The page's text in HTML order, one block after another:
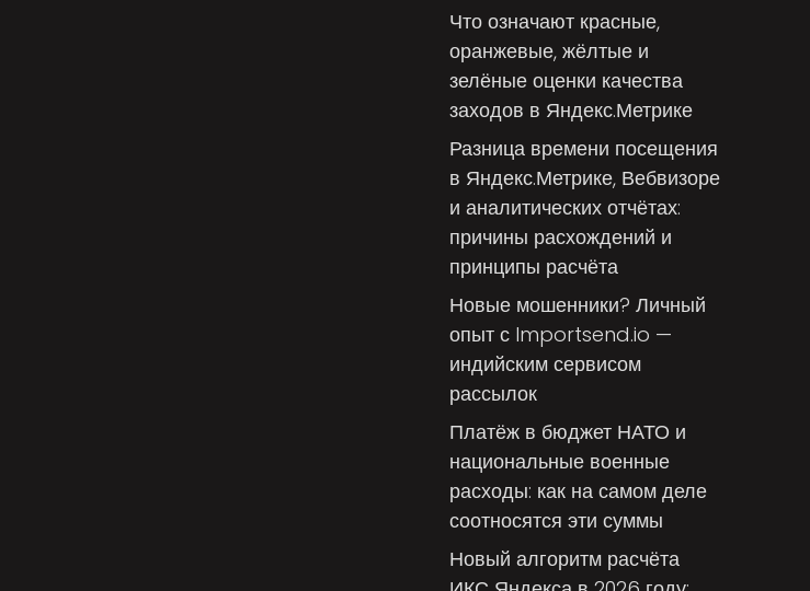
Что означают красные,
оранжевые, жёлтые и
зелёные оценки качества
заходов в Яндекс.Метрике
Разница времени посещения
в Яндекс.Метрике, Вебвизоре
и аналитических отчётах:
причины расхождений и
принципы расчёта
Новые мошенники? Личный
опыт с Importsend.io —
индийским сервисом
рассылок
Платёж в бюджет НАТО и
национальные военные
расходы: как на самом деле
соотносятся эти суммы
Новый алгоритм расчёта